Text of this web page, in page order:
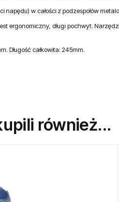
napędu) w całości z podzespołów
ergonomiczny, długi pochwyt.
Długość całkowita: 245mm.
również...